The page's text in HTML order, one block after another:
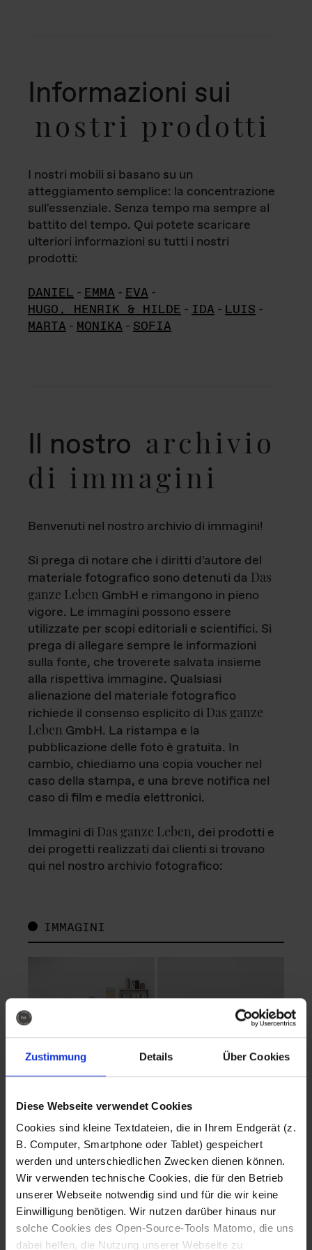
Zustimmung Details Über Cookies
Diese Webseite verwendet Cookies
Cookies sind kleine Textdateien, die in Ihrem Endgerät (z.
B. Computer, Smartphone oder Tablet) gespeichert
werden und unterschiedlichen Zwecken dienen können.
Wir verwenden technische Cookies, die für den Betrieb
unserer Webseite notwendig sind und für die wir keine
Einwilligung benötigen. Wir nutzen darüber hinaus nur
solche Cookies des Open-Source-Tools Matomo, die uns
dabei helfen, die Nutzung unserer Webseite zu
Informazioni sui
nostri prodotti
I nostri mobili si basano su un
atteggiamento semplice: la concentrazione
sull'essenziale. Senza tempo ma sempre al
battito del tempo. Qui potete scaricare
ulteriori informazioni su tutti i nostri
prodotti:
DANIEL - EMMA - EVA -
HUGO, HENRIK & HILDE - IDA - LUIS -
MARTA - MONIKA - SOFIA
Il nostro archivio
di immagini
Benvenuti nel nostro archivio di immagini!
Si prega di notare che i diritti d'autore del
materiale fotografico sono detenuti da Das
ganze Leben GmbH e rimangono in pieno
vigore. Le immagini possono essere
utilizzate per scopi editoriali e scientifici. Si
prega di allegare sempre le informazioni
sulla fonte, che troverete salvata insieme
alla rispettiva immagine. Qualsiasi
alienazione del materiale fotografico
richiede il consenso esplicito di Das ganze
Leben GmbH. La ristampa e la
pubblicazione delle foto è gratuita. In
cambio, chiediamo una copia voucher nel
caso della stampa, e una breve notifica nel
caso di film e media elettronici.
Immagini di Das ganze Leben, dei prodotti e
dei progetti realizzati dai clienti si trovano
qui nel nostro archivio fotografico:
IMMAGINI
Fotografo: Lorenz
Sternbach
Download
Fotografo: Lorenz
Sternbach
Download